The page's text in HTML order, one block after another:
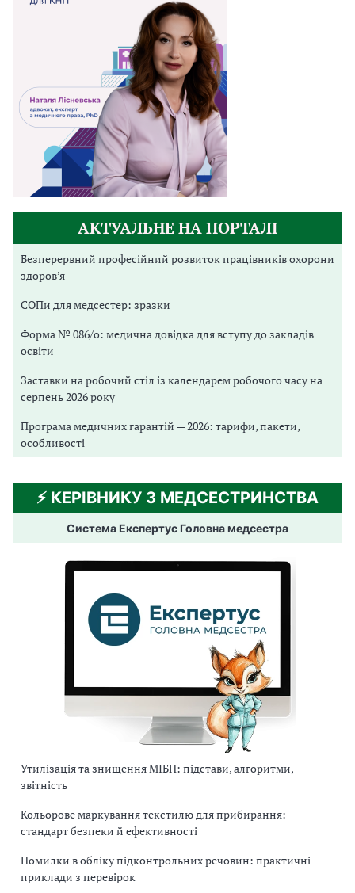
АКТУАЛЬНЕ НА ПОРТАЛІ
Безперервний професійний розвиток працівників охорони
здоров’я
СОПи для медсестер: зразки
Форма № 086/о: медична довідка для вступу до закладів
освіти
Заставки на робочий стіл із календарем робочого часу на
серпень 2026 року
Програма медичних гарантій — 2026: тарифи, пакети,
особливості
⚡️ КЕРІВНИКУ З МЕДСЕСТРИНСТВА
Система Експертус Головна медсестра
Утилізація та знищення МІБП: підстави, алгоритми,
звітність
Кольорове маркування текстилю для прибирання:
стандарт безпеки й ефективності
Помилки в обліку підконтрольних речовин: практичні
приклади з перевірок